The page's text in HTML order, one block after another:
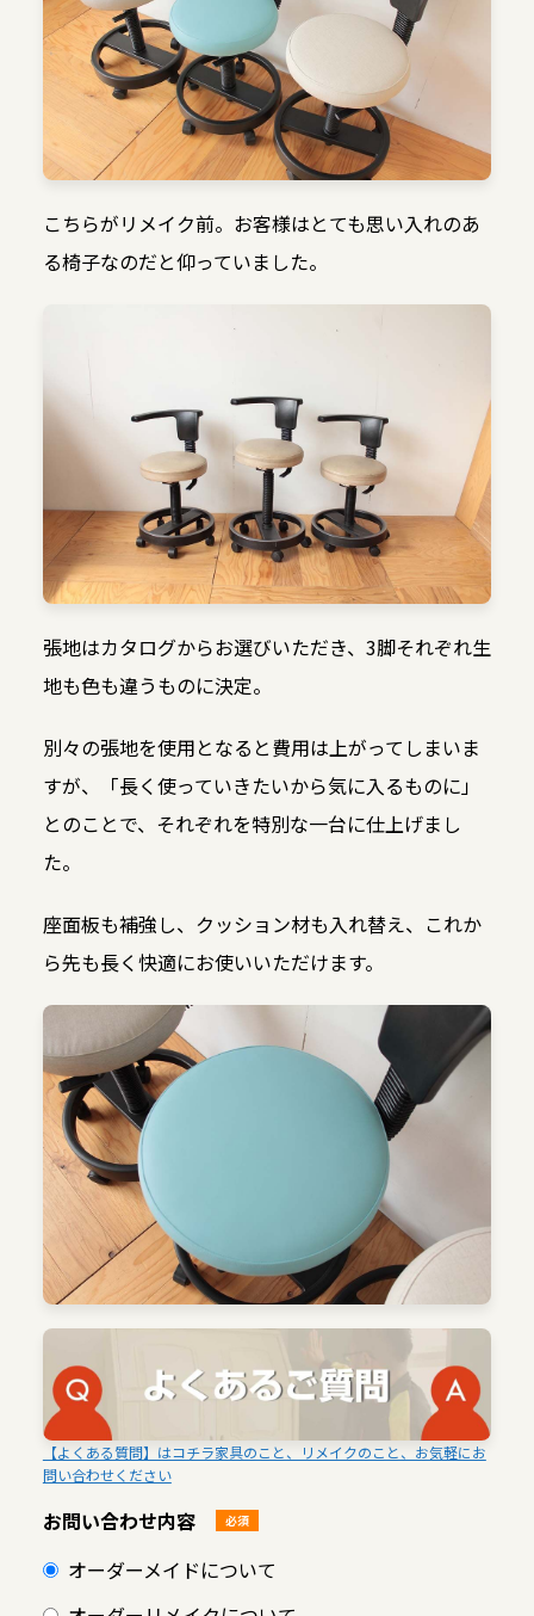
こちらがリメイク前。お客様はとても思い入れのあ
る椅子なのだと仰っていました。
張地はカタログからお選びいただき、3脚それぞれ生
地も色も違うものに決定。
別々の張地を使用となると費用は上がってしまいま
すが、「長く使っていきたいから気に入るものに」
とのことで、それぞれを特別な一台に仕上げまし
た。
座面板も補強し、クッション材も入れ替え、これか
ら先も長く快適にお使いいただけます。
【よくある質問】はコチラ家具のこと、リメイクのこと、お気軽にお
問い合わせください
お問い合わせ内容 必須
オーダーメイドについて